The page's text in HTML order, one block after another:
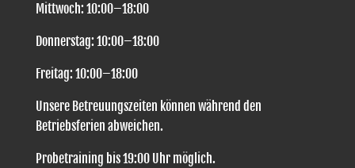
Mittwoch: 10:00–18:00
Donnerstag: 10:00–18:00
Freitag: 10:00–18:00
Unsere Betreuungszeiten können während den
Betriebsferien abweichen.
Probetraining bis 19:00 Uhr möglich.